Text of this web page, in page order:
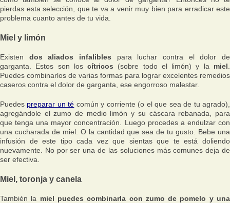
pierdas esta selección, que te va a venir muy bien para erradicar este
problema cuanto antes de tu vida.
Miel y limón
Existen dos aliados infalibles para luchar contra el dolor de
garganta. Estos son loscítricos (sobre todo el limón) y la miel
Puedes combinarlos de varias formas para lograr excelentes remedios
caseros contra el dolor de garganta, ese engorroso malestar.
Puedes preparar un té común y corriente (o el que sea de tu agrado),
agregándole el zumo de medio limón y su cáscara rebanada, para
que tenga una mayor concentración. Luego procedes a endulzar con
una cucharada de miel. O la cantidad que sea de tu gusto. Bebe una
infusión de este tipo cada vez que sientas que te está doliendo
nuevamente. No por ser una de las soluciones más comunes deja de
ser efectiva.
Miel, toronja y canela
También la miel puedes combinarla con zumo de pomelo y una